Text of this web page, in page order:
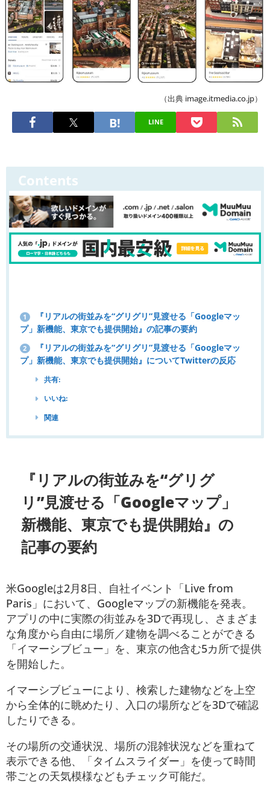
（出典 image.itmedia.co.jp）
LINE
Contents
1
『リアルの街並みを“グリグリ”見渡せる「Googleマッ
プ」新機能、東京でも提供開始』の記事の要約
2
『リアルの街並みを“グリグリ”見渡せる「Googleマッ
プ」新機能、東京でも提供開始』についてTwitterの反応
共有:
いいね:
関連
『リアルの街並みを“グリグ
リ”見渡せる「Googleマップ」
新機能、東京でも提供開始』の
記事の要約
米Googleは2月8日、自社イベント「Live from
Paris」において、Googleマップの新機能を発表。
アプリの中に実際の街並みを3Dで再現し、さまざま
な角度から自由に場所／建物を調べることができる
「イマーシブビュー」を、東京の他含む5カ所で提供
を開始した。
イマーシブビューにより、検索した建物などを上空
から全体的に眺めたり、入口の場所などを3Dで確認
したりできる。
その場所の交通状況、場所の混雑状況などを重ねて
表示できる他、「タイムスライダー」を使って時間
帯ごとの天気模様などもチェック可能だ。